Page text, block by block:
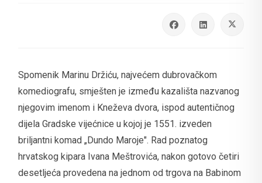
Spomenik Marinu Držiću, najvećem dubrovačkom
komediografu, smješten je između kazališta nazvanog
njegovim imenom i Kneževa dvora, ispod autentičnog
dijela Gradske vijećnice u kojoj je 1551. izveden
briljantni komad „Dundo Maroje". Rad poznatog
hrvatskog kipara Ivana Meštrovića, nakon gotovo četiri
desetljeća provedena na jednom od trgova na Babinom